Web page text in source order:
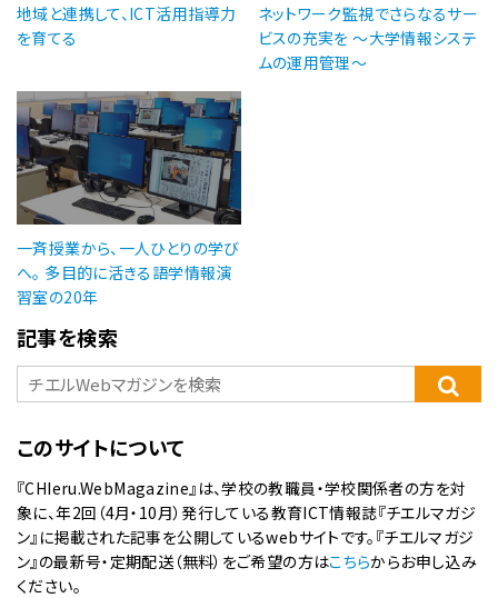
地域と連携して、ICT活用指導力
を育てる
ネットワーク監視でさらなるサー
ビスの充実を ～大学情報システ
ムの運用管理～
一斉授業から、一人ひとりの学び
へ。 多目的に活きる語学情報演
習室の20年
記事を検索
このサイトについて
『CHIeru.WebMagazine』は、学校の教職員・学校関係者の方を対
象に、年2回（4月・10月）発行している教育ICT情報誌『チエルマガジ
ン』に掲載された記事を公開しているwebサイトです。『チエルマガジ
ン』の最新号・定期配送（無料）をご希望の方はこちらからお申し込み
ください。